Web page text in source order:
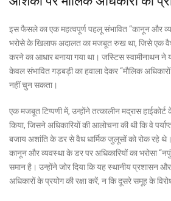
इस फैसले का एक महत्वपूर्ण पहलू संभावित “कानून और
भरोसे के खिलाफ अदालत का मजबूत रुख था, जिसे एक वैध
करने का आधार बनाया गया था। जस्टिस स्वामीनाथन ने
केवल संभावित गड़बड़ी का हवाला देकर “मौलिक
नहीं चुन सकता।
एक मजबूत टिप्पणी में, उन्होंने तत्कालीन मद्रास
किया, जिसने अधिकारियों की आलोचना की थी कि वे
बजाय अशांति के डर से वैध धार्मिक जुलूसों को रोक रहे थे।
कानून और व्यवस्था के डर पर अधिकारियों का भरोसा
समान है। उन्होंने जोर दिया कि यह स्थानीय प्रशासन
अधिकारों के प्रयोग की रक्षा करें, न कि दूसरे समूह के